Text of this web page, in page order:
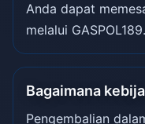
Anda dapat
melalui GASPOL189.
Bagaimana
Pengembalian